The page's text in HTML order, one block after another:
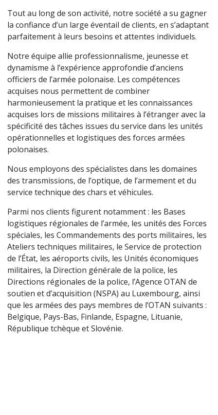
Tout au long de son activité, notre société a su gagner
la confiance d’un large éventail de clients, en s’adaptant
parfaitement à leurs besoins et attentes individuels.
Notre équipe allie professionnalisme, jeunesse et
dynamisme à l’expérience approfondie d’anciens
officiers de l’armée polonaise. Les compétences
acquises nous permettent de combiner
harmonieusement la pratique et les connaissances
acquises lors de missions militaires à l’étranger avec la
spécificité des tâches issues du service dans les unités
opérationnelles et logistiques des forces armées
polonaises.
Nous employons des spécialistes dans les domaines
des transmissions, de l’optique, de l’armement et du
service technique des chars et véhicules.
Parmi nos clients figurent notamment : les Bases
logistiques régionales de l’armée, les unités des Forces
spéciales, les Commandements des ports militaires, les
Ateliers techniques militaires, le Service de protection
de l’État, les aéroports civils, les Unités économiques
militaires, la Direction générale de la police, les
Directions régionales de la police, l’Agence OTAN de
soutien et d’acquisition (NSPA) au Luxembourg, ainsi
que les armées des pays membres de l’OTAN suivants :
Belgique, Pays-Bas, Finlande, Espagne, Lituanie,
République tchèque et Slovénie.